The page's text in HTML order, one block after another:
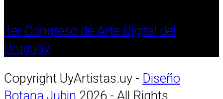
1er Congreso de Arte Digital del
Uruguay
Copyright UyArtistas.uy - Diseño
Botana Jubin 2026 - All Rights